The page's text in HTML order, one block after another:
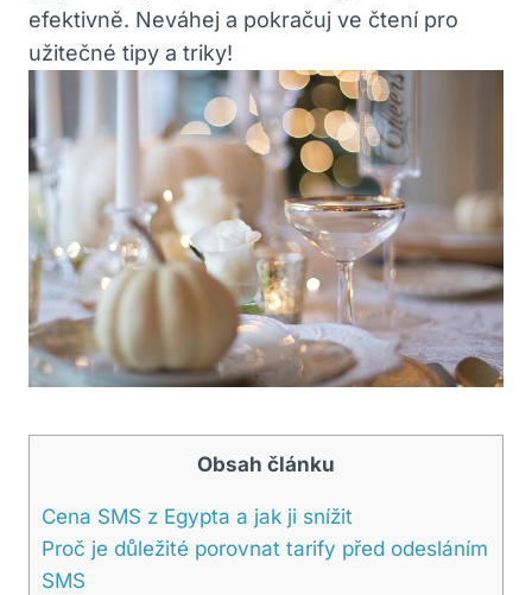
efektivně. Neváhej a pokračuj ve čtení pro
užitečné tipy a triky!
Obsah článku
Cena SMS z Egypta a jak ji snížit
Proč je důležité porovnat tarify před odesláním
SMS